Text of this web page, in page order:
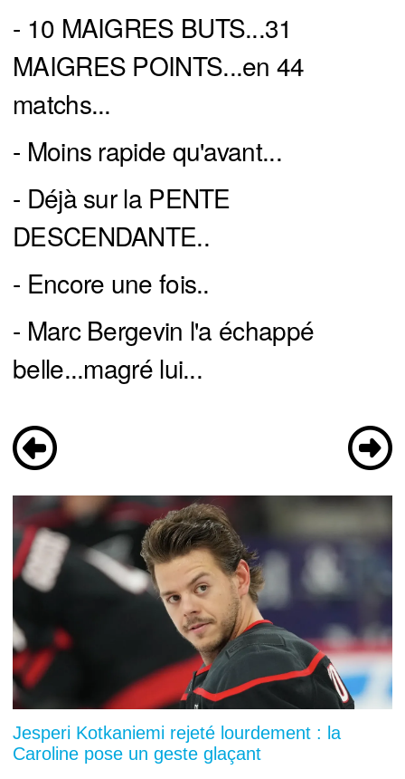
- 10 MAIGRES BUTS...31
MAIGRES POINTS...en 44
matchs...
- Moins rapide qu'avant...
- Déjà sur la PENTE
DESCENDANTE..
- Encore une fois..
- Marc Bergevin l'a échappé
belle...magré lui...
Jesperi Kotkaniemi rejeté lourdement : la
Caroline pose un geste glaçant